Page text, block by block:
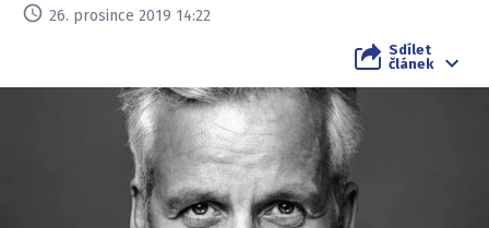
26. prosince 2019 14:22
Sdílet
článek